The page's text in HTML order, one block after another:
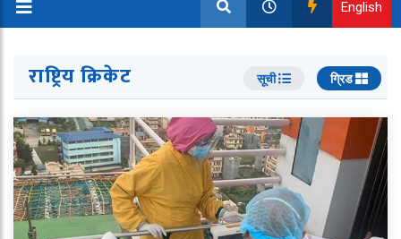
English
राष्ट्रिय क्रिकेट सूची ग्रिड